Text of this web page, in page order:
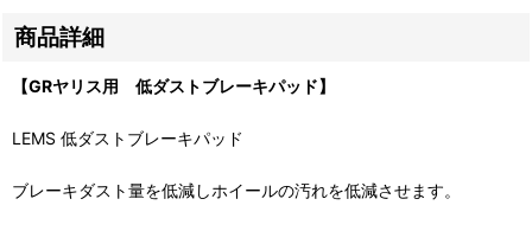
商品詳細
【GRヤリス用 低ダストブレーキパッド】
LEMS 低ダストブレーキパッド
ブレーキダスト量を低減しホイールの汚れを低減させます。